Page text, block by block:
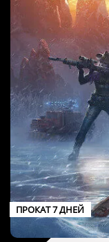
ПРОКАТ 7 ДНЕЙ